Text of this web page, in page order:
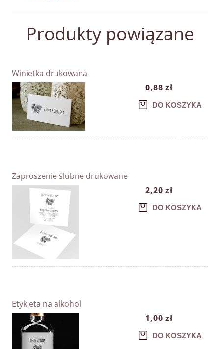
Produkty powiązane
Winietka drukowana
0,88 zł
DO KOSZYKA
Zaproszenie ślubne drukowane
2,20 zł
DO KOSZYKA
Etykieta na alkohol
1,00 zł
DO KOSZYKA